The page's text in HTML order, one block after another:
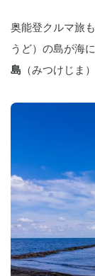
奥能登クルマ旅
うど）の島が海
島 （みつけじま